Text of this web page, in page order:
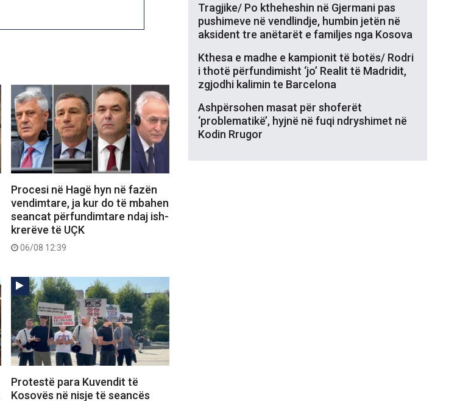
Procesi në Hagë hyn në fazën
vendimtare, ja kur do të mbahen
seancat përfundimtare ndaj ish-
krerëve të UÇK
06/08 12:39
Protestë para Kuvendit të
Kosovës në nisje të seancës
Tragjike/ Po ktheheshin në Gjermani pas
pushimeve në vendlindje, humbin jetën në
aksident tre anëtarët e familjes nga Kosova
Kthesa e madhe e kampionit të botës/ Rodri
i thotë përfundimisht ‘jo’ Realit të Madridit,
zgjodhi kalimin te Barcelona
Ashpërsohen masat për shoferët
‘problematikë’, hyjnë në fuqi ndryshimet në
Kodin Rrugor